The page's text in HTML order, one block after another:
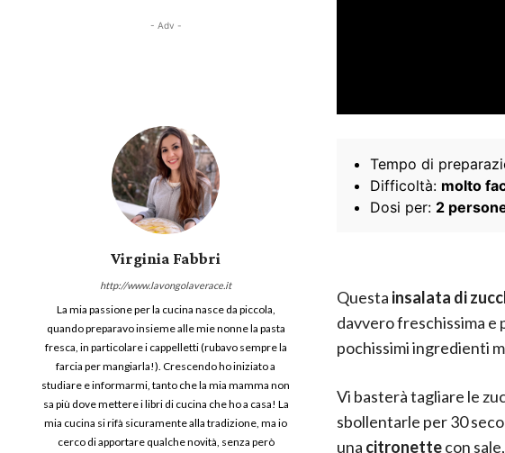
- Adv -
Virginia Fabbri
http://www.lavongolaverace.it
La mia passione per la cucina nasce da piccola,
quando preparavo insieme alle mie nonne la pasta
fresca, in particolare i cappelletti (rubavo sempre la
farcia per mangiarla!). Crescendo ho iniziato a
studiare e informarmi, tanto che la mia mamma non
sa più dove mettere i libri di cucina che ho a casa! La
mia cucina si rifà sicuramente alla tradizione, ma io
cerco di apportare qualche novità, senza però
Tempo di
Difficoltà: molto
Dosi per: 2
Questa insalata di
davvero freschissima e
pochissimi ingredienti
Vi basterà tagliare le
sbollentarle per 30
una citronettecon